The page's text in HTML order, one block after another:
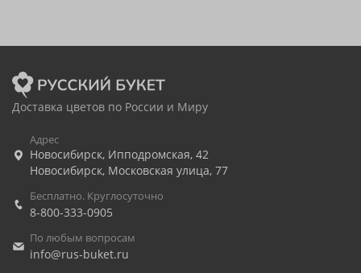
Доставка цветов по России и Миру
Адрес
Новосибирск, Ипподромская, 42
Новосибирск, Московская улица, 77
Бесплатно. Круглосуточно
8-800-333-0905
По любым вопросам
info@rus-buket.ru